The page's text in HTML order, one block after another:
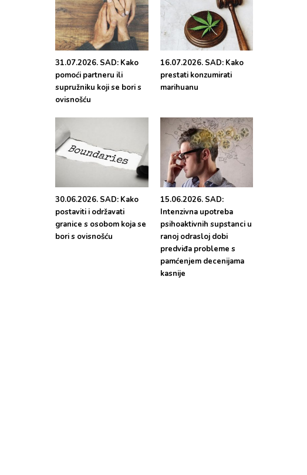
31.07.2026. SAD: Kako
pomoći partneru ili
supružniku koji se bori s
ovisnošću
16.07.2026. SAD: Kako
prestati konzumirati
marihuanu
30.06.2026. SAD: Kako
postaviti i održavati
granice s osobom koja se
bori s ovisnošću
15.06.2026. SAD:
Intenzivna upotreba
psihoaktivnih supstanci u
ranoj odrasloj dobi
predviđa probleme s
pamćenjem decenijama
kasnije